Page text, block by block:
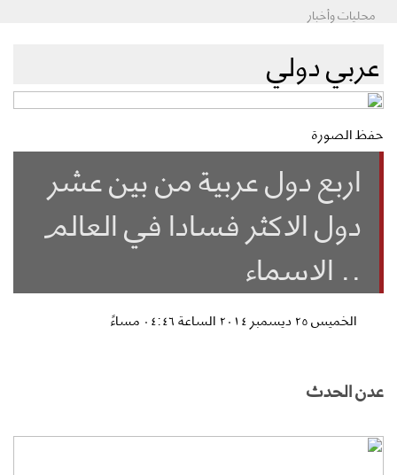
محليات وأخبار
عربي دولي
حفظ الصورة
اربع دول عربية من بين عشر
دول الاكثر فسادا في العالم
.. الاسماء
الخميس ٢٥ ديسمبر ٢٠١٤ الساعة ٠٤:٤٦ مساءً
عدن الحدث